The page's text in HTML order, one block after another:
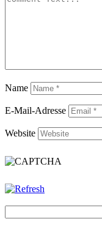
Name
E-Mail-Adresse
Website